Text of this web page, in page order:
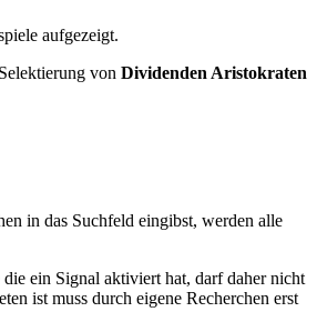
aufgezeigt.
von Dividenden Aristokraten
in das Suchfeld eingibst, werden alle
ein Signal aktiviert hat, darf daher nicht
ist muss durch eigene Recherchen erst